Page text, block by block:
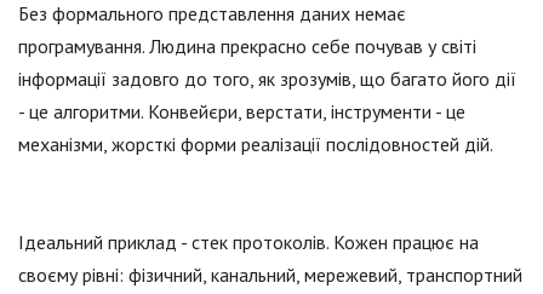
Без формального представлення даних немає
програмування. Людина прекрасно себе почував у світі
інформації задовго до того, як зрозумів, що багато його дії
- це алгоритми. Конвейєри, верстати, інструменти - це
механізми, жорсткі форми реалізації послідовностей дій.
Ідеальний приклад - стек протоколів. Кожен працює на
своєму рівні: фізичний, канальний, мережевий, транспортний